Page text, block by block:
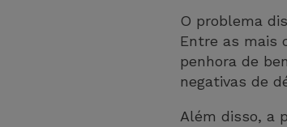
O problema
Entre as mais
penhora de
negativas de
Além disso, a